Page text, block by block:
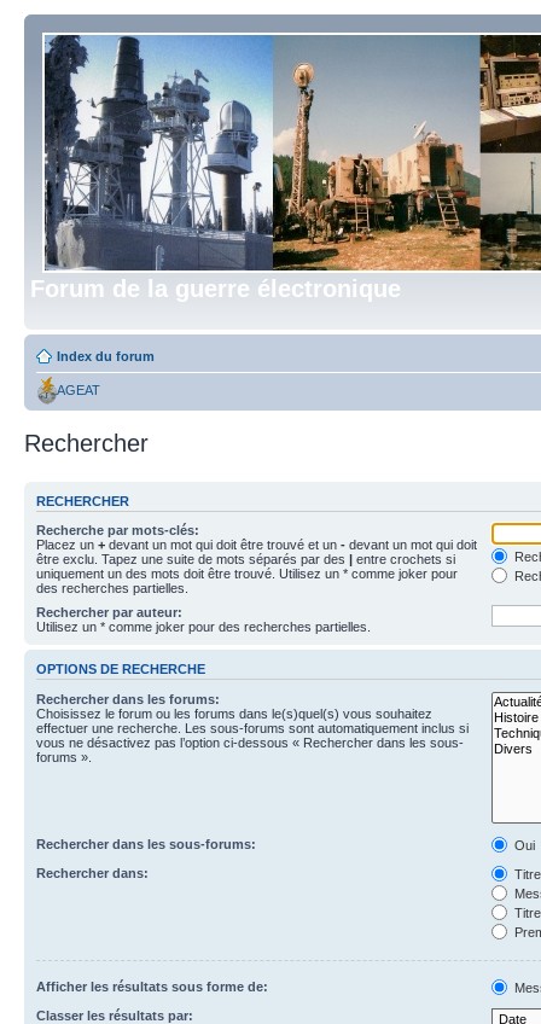
Forum de la guerre électronique
Index du forum
AGEAT
Rechercher
RECHERCHER
Recherche par mots-clés:
Placez un + devant un mot qui doit être trouvé et un - devant un mot qui doit
être exclu. Tapez une suite de mots séparés par des | entre crochets si
uniquement un des mots doit être trouvé. Utilisez un * comme joker pour
des recherches partielles.
Rechercher par auteur:
Utilisez un * comme joker pour des recherches partielles.
OPTIONS DE RECHERCHE
Rechercher dans les forums:
Choisissez le forum ou les forums dans le(s)quel(s) vous souhaitez
effectuer une recherche. Les sous-forums sont automatiquement inclus si
vous ne désactivez pas l’option ci-dessous « Rechercher dans les sous-
forums ».
Rechercher dans les sous-forums:
Oui
Rechercher dans:
Afficher les résultats sous forme de:
Classer les résultats par: